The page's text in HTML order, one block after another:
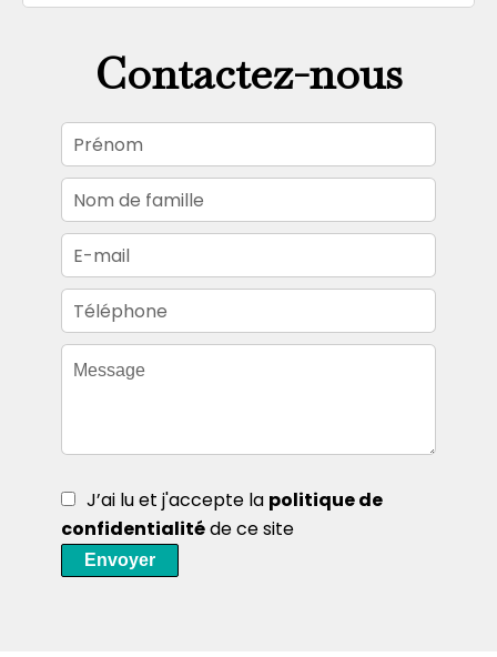
Contactez-nous
J’ai lu et j'accepte la politique de
confidentialitéde ce site
Envoyer